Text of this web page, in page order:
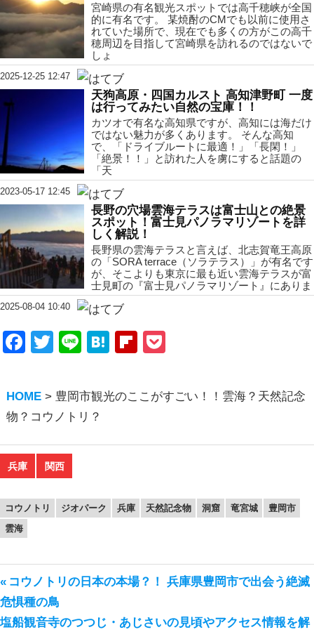
宮崎県の有名観光スポットでは高千穂峡が全国
的に有名です。 某焼酎のCMでも以前に使用さ
れていた場所で、現在でも多くの方がこの高千
穂周辺を目指して宮崎県を訪れるのではないで
しょ
2025-12-25 12:47
天狗高原・四国カルスト 高知津野町 一度
は行ってみたい自然の宝庫！！
カツオで有名な高知県ですが、高知には海だけ
ではない魅力が多くあります。 そんな高知
で、「ドライブルートに最適！」「長閑！」
「絶景！！」と訪れた人を虜にすると話題の
「天
2023-05-17 12:45
長野の穴場雲海テラスは富士山との絶景
スポット！富士見パノラマリゾートを詳
しく解説！
長野県の雲海テラスと言えば、北志賀竜王高原
の「SORA terrace（ソラテラス）」が有名です
が、そこよりも東京に最も近い雲海テラスが富
士見町の『富士見パノラマリゾート』にありま
2025-08-04 10:40
Facebook
Twitter
LineHatenaFlipboard
HOME> 豊岡市観光のここがすごい！！雲海？天然記念
物？コウノトリ？
兵庫 関西
コウノトリ ジオパーク 兵庫 天然記念物 洞窟 竜宮城
豊岡市
雲海
投
稿
前
の
投
コウノトリの日本の本場？！ 兵庫県豊岡市で出会う絶滅
危惧種の鳥
次
塩船観音寺のつつじ・あじさいの見頃やアクセス情報を解